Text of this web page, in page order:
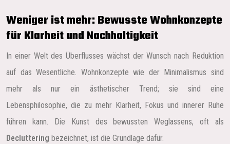
Weniger ist mehr: Bewusste Wohnkonzepte
für Klarheit und Nachhaltigkeit
In einer Welt des Überflusses wächst der Wunsch nach Reduktion
auf das Wesentliche. Wohnkonzepte wie der Minimalismus sind
mehr als nur ein ästhetischer Trend; sie sind eine
Lebensphilosophie, die zu mehr Klarheit, Fokus und innerer Ruhe
führen kann. Die Kunst des bewussten Weglassens, oft als
Decluttering bezeichnet, ist die Grundlage dafür.